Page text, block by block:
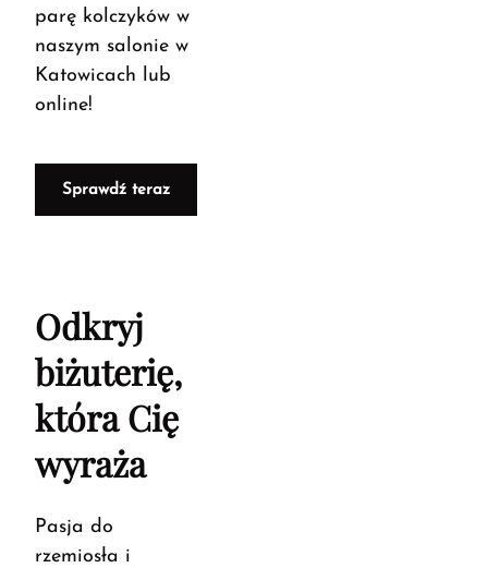
parę kolczyków w
naszym salonie w
Katowicach lub
online!
Sprawdź teraz
Odkryj
biżuterię,
która Cię
wyraża
Pasja do
rzemiosła i